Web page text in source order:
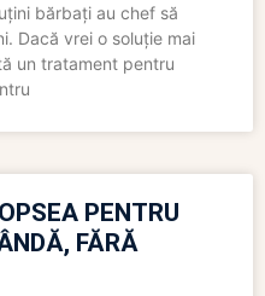
bărbați au chef să
Dacă vrei o soluție mai
un tratament pentru
PENTRU
FĂRĂ